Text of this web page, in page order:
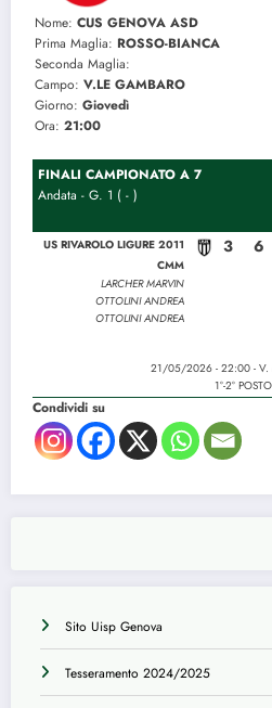
Sito Uisp Genova
Tesseramento 2024/2025
Nome: CUS GENOVA ASD
Prima Maglia: ROSSO-BIANCA
Seconda Maglia:
Campo: V.LE GAMBARO
Giorno: Giovedì
Ora: 21:00
FINALI CAMPIONATO A 7
Andata - G. 1 ( - )
US RIVAROLO LIGURE 2011
CMM
LARCHER MARVIN
OTTOLINI ANDREA
OTTOLINI ANDREA
3 6
21/05/2026 - 22:00 - V.
1°-2° POSTO
Condividi su